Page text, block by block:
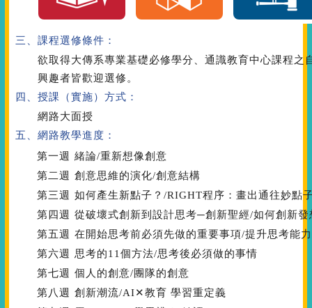
三、課程選修條件：
欲取得大傳系專業基礎必修學分、通識教育中心課程之
興趣者皆歡迎選修。
四、授課（實施）方式：
網路大面授
五、網路教學進度：
第一週
緒論/重新想像創意
第二週
創意思維的演化/創意結構
第三週
如何產生新點子？/RIGHT程序：畫出通往妙點
第四週
從破壞式創新到設計思考─創新聖經/如何創新發
第五週
在開始思考前必須先做的重要事項/提升思考能
第六週
思考的11個方法/思考後必須做的事情
第七週
個人的創意/團隊的創意
第八週
創新潮流/AI✕教育 學習重定義